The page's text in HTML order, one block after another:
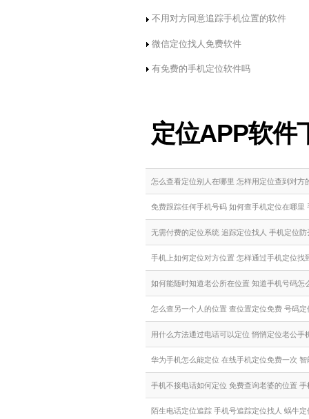
不用对方同意追踪手机位置的软件
微信定位找人免费软件
有免费的手机定位软件吗
定位APP软件
怎么查看定位别人在哪里 怎样用定位查到对
免费跟踪任何手机号码 如何查手机定位在哪
无需付费的定位系统 追踪定位找人 手机定位
手机上如何定位对方位置 怎样通过手机定位
如何能随时知道老公所在位置 知道手机号码
怎么查另一个人的位置 查位置定位免费 号码
用什么方法通过电话可以定位 悄悄定位老公
华为手机怎么能定位 在线手机定位免费一次
手机不接电话如何定位 免费查询老婆的位置
陌生电话定位追踪 手机号追踪定位找人 蜗牛